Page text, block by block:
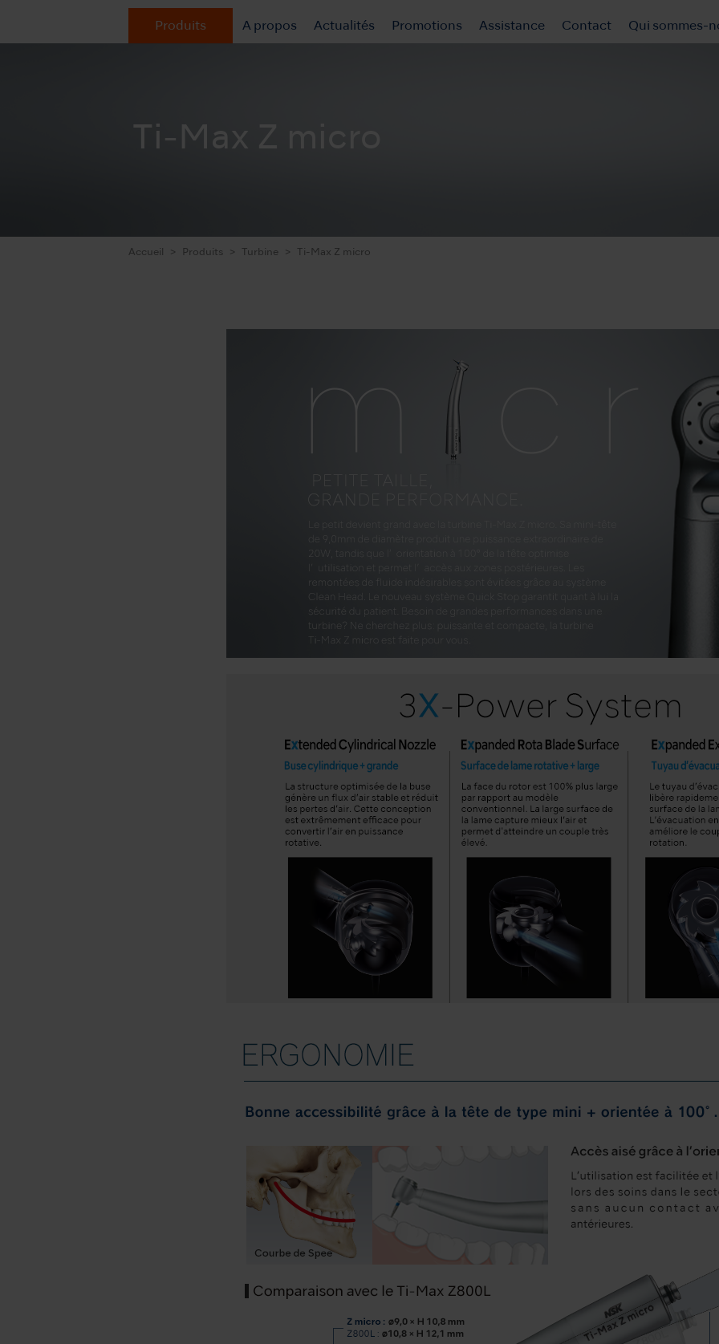
Produits A propos Actualités Promotions Assistance Contact Qui sommes-
Ti-Max Z micro
Accueil Produits Turbine Ti-Max Z micro